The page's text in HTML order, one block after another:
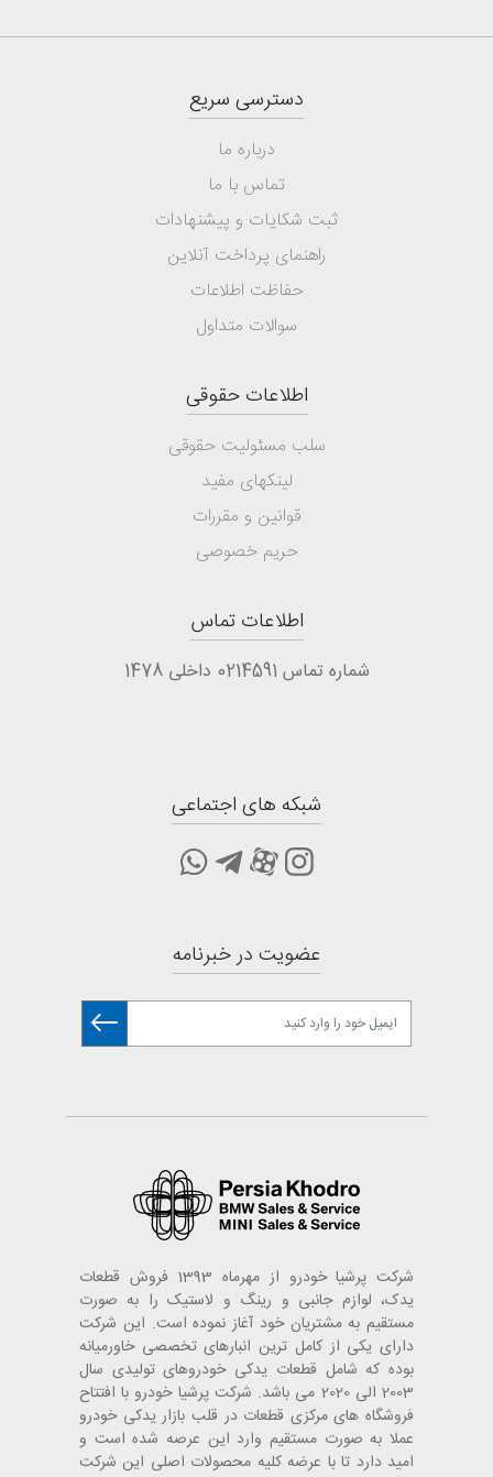
دسترسی سریع
درباره ما
تماس با ما
ثبت شکایات و پیشنهادات
راهنمای پرداخت آنلاین
حفاظت اطلاعات
سوالات متداول
اطلاعات حقوقی
سلب مسئولیت حقوقی
لینکهای مفید
قوانین و مقررات
حریم خصوصی
اطلاعات تماس
شماره تماس 0214591 داخلی 1478
شبکه های اجتماعی
عضویت در خبرنامه
شرکت پرشیا خودرو از مهرماه 1393 فروش قطعات
یدک، لوازم جانبی و رینگ و لاستیک را به صورت
مستقیم به مشتریان خود آغاز نموده است. این شرکت
دارای یکی از کامل ترین انبارهای تخصصی خاورمیانه
بوده که شامل قطعات یدکی خودروهای تولیدی سال
2003 الی 2020 می باشد. شرکت پرشیا خودرو با افتتاح
فروشگاه های مرکزی قطعات در قلب بازار یدکی خودرو
عملا به صورت مستقیم وارد این عرصه شده است و
امید دارد تا با عرضه کلیه محصولات اصلی این شرکت